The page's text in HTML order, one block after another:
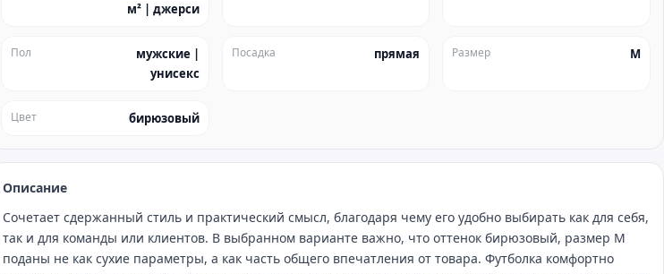
м² | джерси
Пол
мужские |
унисекс
Посадка прямая Размер M
Цвет бирюзовый
Описание
Сочетает сдержанный стиль и практический смысл, благодаря чему его удобно выбирать как для себя,
так и для команды или клиентов. В выбранном варианте важно, что оттенок бирюзовый, размер M
поданы не как сухие параметры, а как часть общего впечатления от товара. Футболка комфортно